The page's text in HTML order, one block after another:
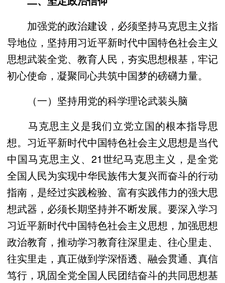
加强党的政治建设，必须坚持马克思主义指
导地位，坚持用习近平新时代中国特色社会主义
思想武装全党、教育人民，夯实思想根基，牢记
初心使命，凝聚同心共筑中国梦的磅礴力量。
（一）坚持用党的科学理论武装头脑
马克思主义是我们立党立国的根本指导思
想。习近平新时代中国特色社会主义思想是当代
中国马克思主义、21世纪马克思主义，是全党
全国人民为实现中华民族伟大复兴而奋斗的行动
指南，是经过实践检验、富有实践伟力的强大思
想武器，必须长期坚持并不断发展。要深入学习
习近平新时代中国特色社会主义思想，加强思想
政治教育，推动学习教育往深里走、往心里走、
往实里走，真正做到学深悟透、融会贯通、真信
笃行，巩固全党全国人民团结奋斗的共同思想基